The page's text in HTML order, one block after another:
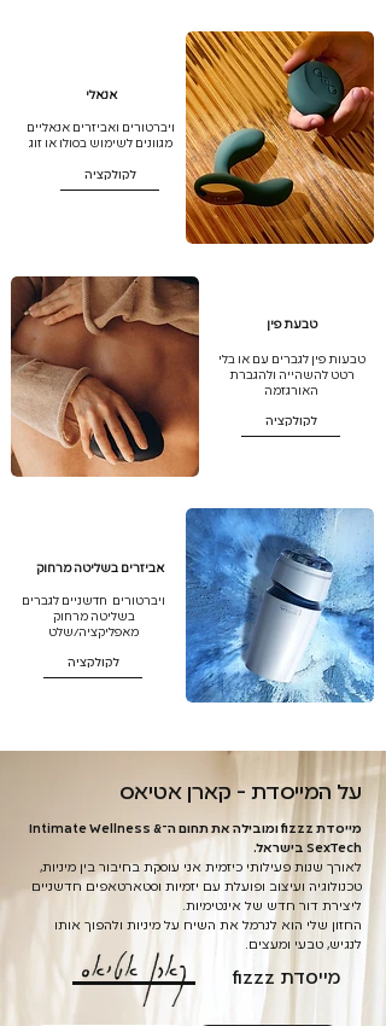
אנאלי
ויברטורים ואביזרים אנאליים
מגוונים לשימוש בסולו או זוג
לקולקציה
טבעת פין
טבעות פין לגברים עם או בלי
רטט להשהייה ולהגברת
האורגזמה
לקולקציה
אביזרים בשליטה מרחוק
ויברטורים חדשניים לגברים
בשליטה מרחוק
מאפליקציה/שלט
לקולקציה
מייסדת fizzz
מייסדת fizzz ומובילה את תחום ה־Intimate Wellness &
SexTech בישראל.
לאורך שנות פעילותי כיזמית אני עוסקת בחיבור בין מיניות,
טכנולוגיה ועיצוב ופועלת עם יזמיות וסטארטאפים חדשניים
ליצירת דור חדש של אינטימיות.
החזון שלי הוא לנרמל את השיח על מיניות ולהפוך אותו
לנגיש, טבעי ומעצים.
על המייסדת - קארן אטיאס